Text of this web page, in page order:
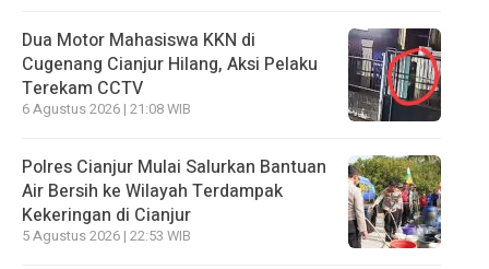
Dua Motor Mahasiswa KKN di
Cugenang Cianjur Hilang, Aksi Pelaku
Terekam CCTV
6 Agustus 2026 | 21:08 WIB
Polres Cianjur Mulai Salurkan Bantuan
Air Bersih ke Wilayah Terdampak
Kekeringan di Cianjur
5 Agustus 2026 | 22:53 WIB